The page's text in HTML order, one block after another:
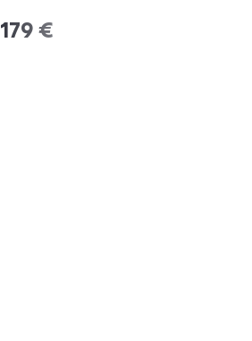
179 €